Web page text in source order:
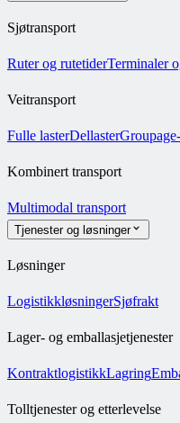
Sjøtransport
Ruter og rutetiderTerminaler
Veitransport
Fulle lasterDellaster
Kombinert transport
Multimodal transport
Tjenester og løsninger
Løsninger
LogistikkløsningerSjøfrakt
Lager- og emballasjetjenester
KontraktlogistikkLagring
Tolltjenester og etterlevelse